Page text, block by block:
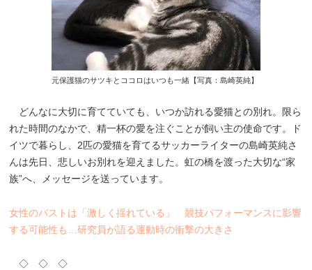
元保護猫のサツキとココロはいつも一緒【写真：島崎英純】
どんなに大切に育てていても、いつか訪れる愛猫との別れ。限ら
れた時間のなかで、精一杯の愛を注ぐことが飼い主の使命です。ド
イツで暮らし、2匹の愛猫を育てるサッカーライターの島崎英純さ
んは先日、悲しいお別れを迎えました。虹の橋を渡った大切な“家
族”へ、メッセージを送っています。
女性のバストは「激しく揺れている」 競技パフォーマンスに影響
する可能性も…研究員が語る運動時の衝撃の大きさ
◇ ◇ ◇